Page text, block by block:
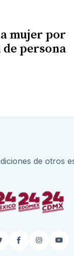
mujer por
persona
de otros
Facebook
Instagram